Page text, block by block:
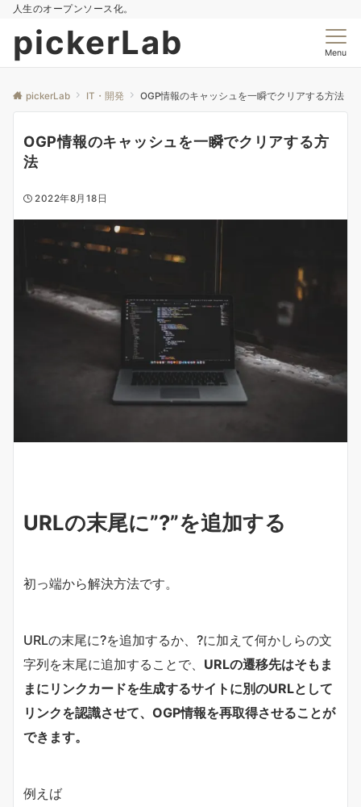
人生のオープンソース化。
pickerLab Menu
pickerLab IT・開発 OGP情報のキャッシュを一瞬でクリアする方法
OGP情報のキャッシュを一瞬でクリアする方
法
2022年8月18日
URLの末尾に”?”を追加する
初っ端から解決方法です。
URLの末尾に?を追加するか、?に加えて何かしらの文
字列を末尾に追加することで、 URLの遷移先はそもま
まにリンクカードを生成するサイトに別のURLとして
リンクを認識させて、OGP情報を再取得させることが
できます。
例えば